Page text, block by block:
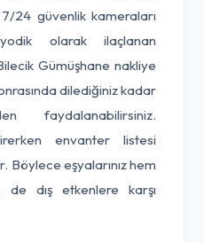
24 güvenlik kameraları
olarak ilaçlanan
Gümüşhane nakliye
dilediğiniz kadar
faydalanabilirsiniz.
envanter listesi
Böylece eşyalarınız hem
dış etkenlere karşı